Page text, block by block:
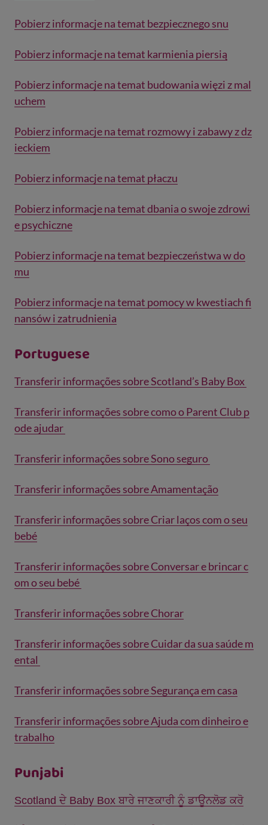
Pobierz informacje na temat bezpiecznego snu
Pobierz informacje na temat karmienia piersią
Pobierz informacje na temat budowania więzi z mal
uchem
Pobierz informacje na temat rozmowy i zabawy z dz
ieckiem
Pobierz informacje na temat płaczu
Pobierz informacje na temat dbania o swoje zdrowi
e psychiczne
Pobierz informacje na temat bezpieczeństwa w do
mu
Pobierz informacje na temat pomocy w kwestiach fi
nansów i zatrudnienia
Portuguese
Transferir informações sobre Scotland’s Baby Box
Transferir informações sobre como o Parent Club p
ode ajudar
Transferir informações sobre Sono seguro
Transferir informações sobre Amamentação
Transferir informações sobre Criar laços com o seu
bebé
Transferir informações sobre Conversar e brincar c
om o seu bebé
Transferir informações sobre Chorar
Transferir informações sobre Cuidar da sua saúde m
ental
Transferir informações sobre Segurança em casa
Transferir informações sobre Ajuda com dinheiro e
trabalho
Punjabi
Scotland ਦੇ Baby Box ਬਾਰੇ ਜਾਣਕਾਰੀ ਨੂੰ ਡਾਊਨਲੋਡ ਕਰੋ